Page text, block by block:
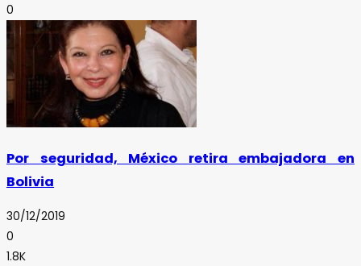
0
Por seguridad, México retira embajadora en
Bolivia
30/12/2019
0
1.8K